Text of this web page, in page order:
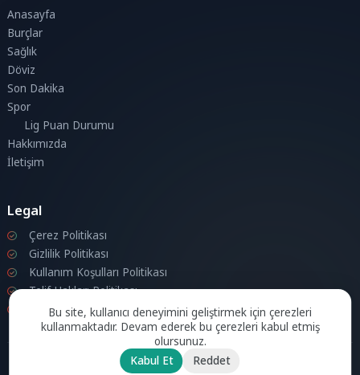
Anasayfa
Burçlar
Sağlık
Döviz
Son Dakika
Spor
Lig Puan Durumu
Hakkımızda
İletişim
Legal
Çerez Politikası
Gizlilik Politikası
Kullanım Koşulları Politikası
Telif Hakları Politikası
İletişim
Bu site, kullanıcı deneyimini geliştirmek için çerezleri
kullanmaktadır. Devam ederek bu çerezleri kabul etmiş
olursunuz.
Kabul Et
Reddet